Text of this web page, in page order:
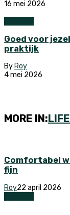
16 mei 2026
Goed voor
praktijk
By Roy
4 mei 2026
MORE IN:
Comfortabel
fijn
Roy22 april 2026